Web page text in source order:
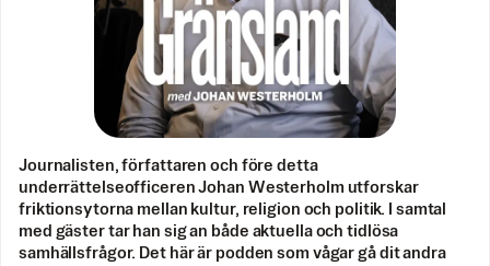
Journalisten, författaren och före detta
underrättelseofficeren Johan Westerholm utforskar
friktionsytorna mellan kultur, religion och politik. I samtal
med gäster tar han sig an både aktuella och tidlösa
samhällsfrågor. Det här är podden som vågar gå dit andra